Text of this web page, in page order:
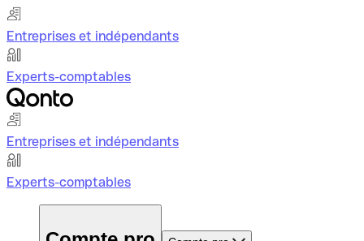
Entreprises et indépendants
Experts-comptables
Entreprises et indépendants
Experts-comptables